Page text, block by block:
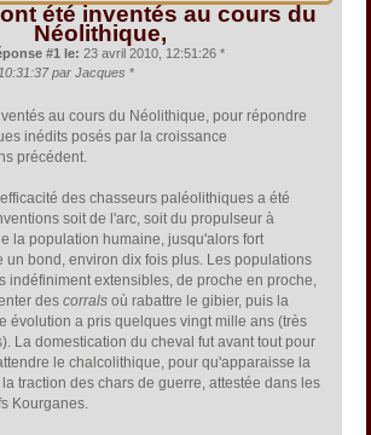
été inventés au cours du
Néolithique,
#1 le: 23 avril 2010, 12:51:26 *
par Jacques *
au cours du Néolithique, pour répondre
inédits posés par la croissance
précédent.
des chasseurs paléolithiques a été
soit de l'arc, soit du propulseur à
la population humaine, jusqu'alors fort
un bond, environ dix fois plus. Les populations
indéfiniment extensibles, de proche en proche,
descorrals où rabattre le gibier, puis la
évolution a pris quelques vingt mille ans (très
La domestication du cheval fut avant tout pour
le chalcolithique, pour qu'apparaisse la
traction des chars de guerre, attestée dans les
Kourganes.